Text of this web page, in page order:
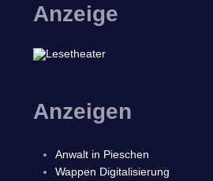
Anzeige
Anzeigen
Anwalt in Pieschen
Wappen Digitalisierung